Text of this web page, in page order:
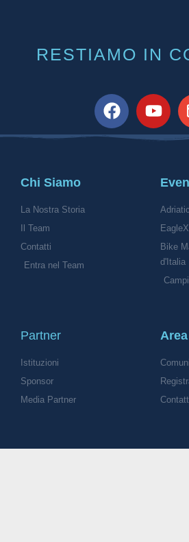
RESTIAMO IN
Chi Siamo
La Nostra Storia
Il Team
Contatti
Entra nel Team
Bike
d'Italia
Partner
Istituzioni
Sponsor
Media Partner